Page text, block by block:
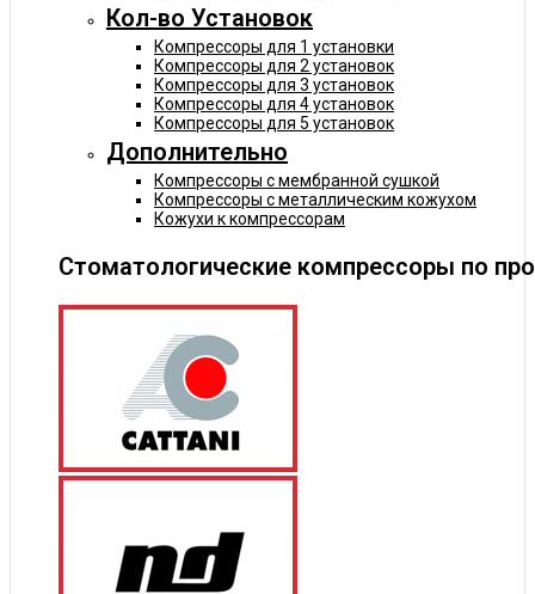
Кол-во Установок
Компрессоры для 1 установки
Компрессоры для 2 установок
Компрессоры для 3 установок
Компрессоры для 4 установок
Компрессоры для 5 установок
Дополнительно
Компрессоры с мембранной сушкой
Компрессоры с металлическим кожухом
Кожухи к компрессорам
Стоматологические компрессоры по